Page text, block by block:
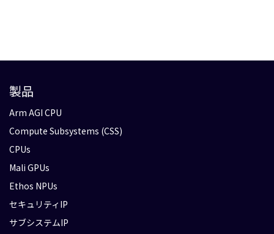
製品
Arm AGI CPU
Compute Subsystems (CSS)
CPUs
Mali GPUs
Ethos NPUs
セキュリティIP
サブシステムIP